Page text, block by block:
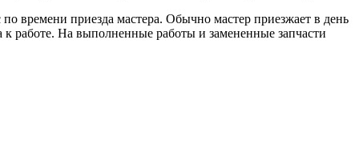
времени приезда мастера. Обычно мастер приезжает в день
к работе. На выполненные работы и замененные запчасти